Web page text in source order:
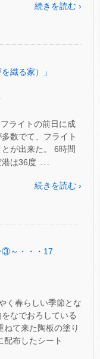
続きを読む ›
織る家）」
ライトの前日に成
数でて、フライト
が出来た。 6時間
は36度 …
続きを読む ›
③～・・・17
く春らしい季節とな
なでおろしている
ねて来た陶板の塗り
配布したシート